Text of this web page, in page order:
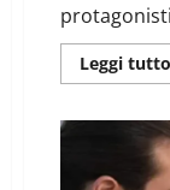
Leggi tutto